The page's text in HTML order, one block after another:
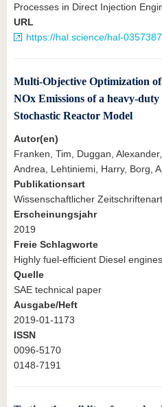
Processes in Direct Injection
URL
https://hal.science/hal-
Multi-Objective Optimization
NOx Emissions of a heavy-duty
Stochastic Reactor Model
Autor(en)
Franken, Tim, Duggan,
Andrea, Lehtiniemi, Harry, Borg,
Publikationsart
Wissenschaftlicher
Erscheinungsjahr
2019
Freie Schlagworte
Highly fuel-efficient Diesel engines
Quelle
SAE technical paper
Ausgabe/Heft
2019-01-1173
ISSN
0096-5170
0148-7191